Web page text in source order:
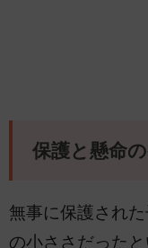
保護と懸命
無事に保護され
の小ささだった